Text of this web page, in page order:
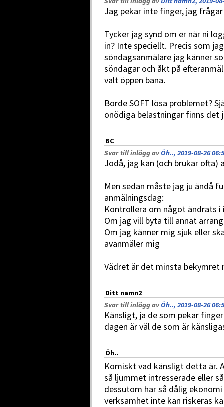
Jag pekar inte finger, jag
Tycker jag synd om er när ni
in? Inte speciellt. Precis som
söndagsanmälare jag känner
söndagar och åkt på
valt öppen bana.
Borde SOFT lösa problemet?
onödiga belastningar finns det
BC
Svar till inlägg avÖh.., 2019-08-26
Jodå, jag kan (och brukar ofta)
Men sedan måste jag ju ändå
anmälningsdag:
Kontrollera om något ändrats i
Om jag vill byta till annat
Om jag känner mig sjuk eller
avanmäler mig
Vädret är det minsta bekymret
Ditt namn2
Svar till inlägg avÖh.., 2019-08-26
Känsligt, ja de som pekar
dagen är väl de som är
Öh..
Komiskt vad känsligt detta är.
så ljummet intresserade eller
dessutom har så dålig
verksamhet inte kan riskeras